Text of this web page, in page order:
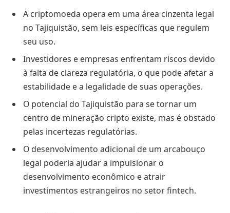
A criptomoeda opera em uma área cinzenta legal
no Tajiquistão, sem leis específicas que regulem
seu uso.
Investidores e empresas enfrentam riscos devido
à falta de clareza regulatória, o que pode afetar a
estabilidade e a legalidade de suas operações.
O potencial do Tajiquistão para se tornar um
centro de mineração cripto existe, mas é obstado
pelas incertezas regulatórias.
O desenvolvimento adicional de um arcabouço
legal poderia ajudar a impulsionar o
desenvolvimento econômico e atrair
investimentos estrangeiros no setor fintech.